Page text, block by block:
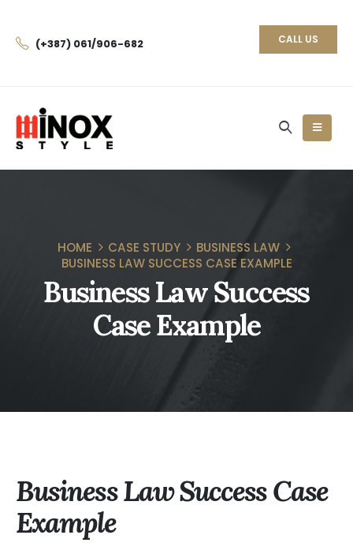
(+387) 061/906-682 CALL US
HOME CASE STUDY
BUSINESS LAW
BUSINESS LAW SUCCESS CASE EXAMPLE
Business Law Success
Case Example
Business Law Success Case
Example